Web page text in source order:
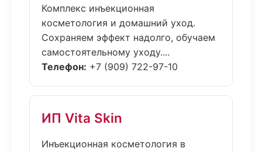
Комплекс инъекционная
косметология и домашний уход.
Сохраняем эффект надолго, обучаем
самостоятельному уходу....
Телефон: +7 (909) 722-97-10
ИП Vita Skin
Инъекционная косметология в